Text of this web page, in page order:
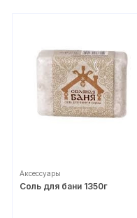
Аксессуары
Соль для бани 1350г